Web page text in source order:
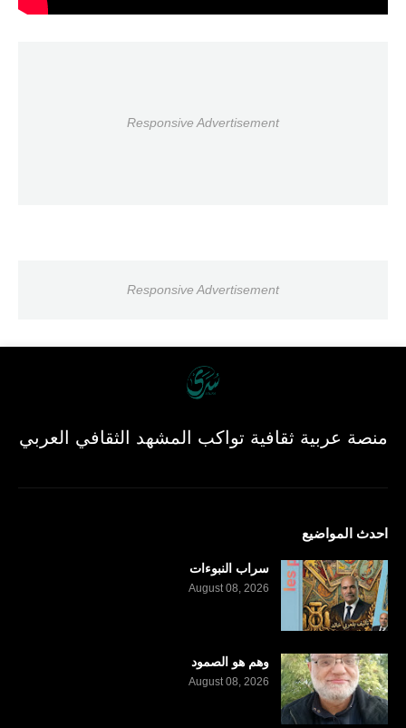
Responsive Advertisement
Responsive Advertisement
منصة عربية ثقافية تواكب المشهد الثقافي العربي
احدث المواضيع
سراب النبوءات
August 08, 2026
وهم هو الصمود
August 08, 2026